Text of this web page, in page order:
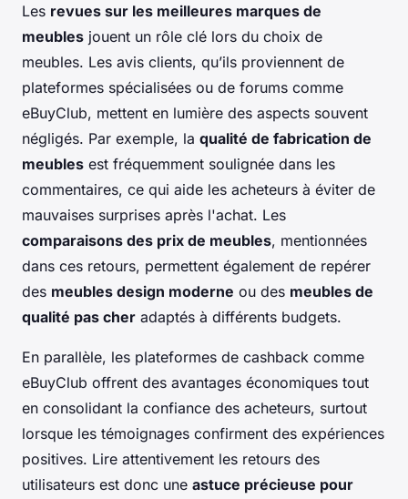
Les revues sur les meilleures marques de
meubles jouent un rôle clé lors du choix de
meubles. Les avis clients, qu’ils proviennent de
plateformes spécialisées ou de forums comme
eBuyClub, mettent en lumière des aspects souvent
négligés. Par exemple, la qualité de fabrication de
meubles est fréquemment soulignée dans les
commentaires, ce qui aide les acheteurs à éviter de
mauvaises surprises après l'achat. Les
comparaisons des prix de meubles, mentionnées
dans ces retours, permettent également de repérer
des meubles design moderne ou des meubles de
qualité pas cher adaptés à différents budgets.
En parallèle, les plateformes de cashback comme
eBuyClub offrent des avantages économiques tout
en consolidant la confiance des acheteurs, surtout
lorsque les témoignages confirment des expériences
positives. Lire attentivement les retours des
utilisateurs est donc une astuce précieuse pour